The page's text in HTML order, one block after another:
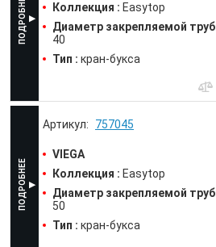
Коллекция : Easytop
Диаметр закрепляемой
40
Тип : кран-букса
757045
VIEGA
Коллекция : Easytop
Диаметр закрепляемой
50
Тип : кран-букса